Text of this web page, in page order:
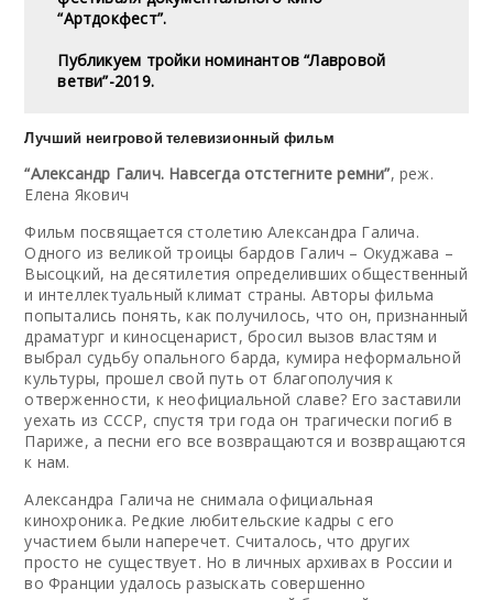
“Артдокфест”.
Публикуем тройки номинантов “Лавровой
ветви”-2019.
Лучший неигровой телевизионный фильм
“Александр Галич. Навсегда отстегните ремни”, реж.
Елена Якович
Фильм посвящается столетию Александра Галича.
Одного из великой троицы бардов Галич – Окуджава –
Высоцкий, на десятилетия определивших общественный
и интеллектуальный климат страны. Авторы фильма
попытались понять, как получилось, что он, признанный
драматург и киносценарист, бросил вызов властям и
выбрал судьбу опального барда, кумира неформальной
культуры, прошел свой путь от благополучия к
отверженности, к неофициальной славе? Его заставили
уехать из СССР, спустя три года он трагически погиб в
Париже, а песни его все возвращаются и возвращаются
к нам.
Александра Галича не снимала официальная
кинохроника. Редкие любительские кадры с его
участием были наперечет. Считалось, что других
просто не существует. Но в личных архивах в России и
во Франции удалось разыскать совершенно